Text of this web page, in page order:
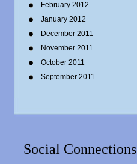
February 2012
January 2012
December 2011
November 2011
October 2011
September 2011
Social Connections